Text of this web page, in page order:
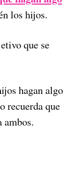
los hijos.
que se
hagan algo
recuerda que
ambos.